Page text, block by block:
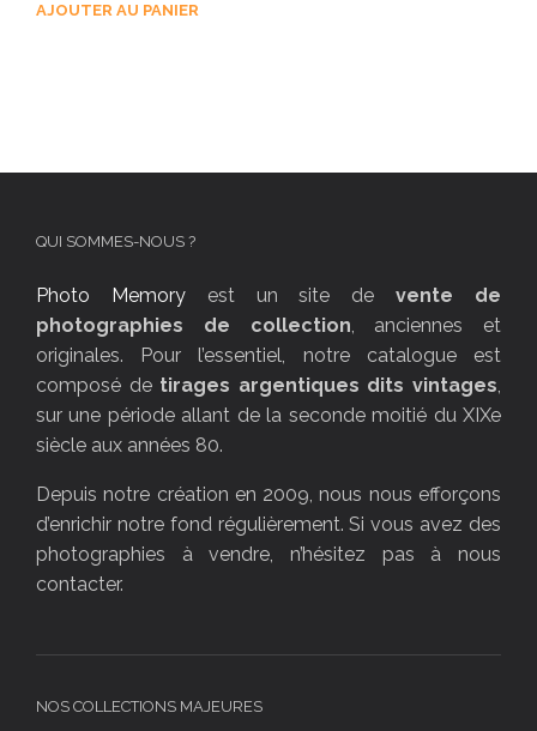
AJOUTER AU PANIER
QUI SOMMES-NOUS ?
Photo Memoryest un site devente de
photographies de collection, anciennes et
originales. Pour l’essentiel, notre catalogue est
composé de tirages argentiques dits vintages,
sur une période allant de la seconde moitié du XIXe
siècle aux années 80.
Depuis notre création en 2009, nous nous efforçons
d’enrichir notre fond régulièrement. Si vous avez des
photographies à vendre, n’hésitez pas à nous
contacter.
NOS COLLECTIONS MAJEURES